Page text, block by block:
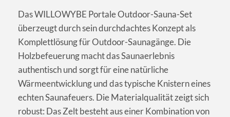
Das WILLOWYBE Portale Outdoor-Sauna-Set
überzeugt durch sein durchdachtes Konzept als
Komplettlösung für Outdoor-Saunagänge. Die
Holzbefeuerung macht das Saunaerlebnis
authentisch und sorgt für eine natürliche
Wärmeentwicklung und das typische Knistern eines
echten Saunafeuers. Die Materialqualität zeigt sich
robust: Das Zelt besteht aus einer Kombination von